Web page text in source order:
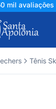
mil avaliações
Tênis